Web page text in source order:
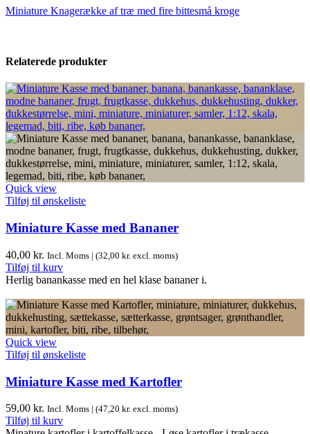
Miniature Knagerække af træ med fire bittesmå kroge
Relaterede produkter
Quick view
Tilføj til ønskeliste
Miniature Kasse med Bananer
40,00 kr. Incl. Moms | (32,00 kr. excl. moms)
Tilføj til kurv
Herlig banankasse med en hel klase bananer i.
Quick view
Tilføj til ønskeliste
Miniature Kasse med Kartofler
59,00 kr. Incl. Moms | (47,20 kr. excl. moms)
Tilføj til kurv